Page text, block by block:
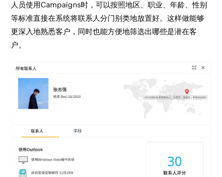
人员使用Campaigns时，可以按照地区、职业、年龄、性别
等标准直接在系统将联系人分门别类地放置好。这样做能够
更深入地熟悉客户，同时也能方便地筛选出哪些是潜在客
户。